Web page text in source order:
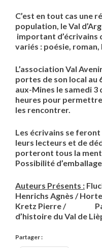
C’est en tout cas une
population, le Val
important d’écrivains
variés : poésie,
L’association Val
portes de son local au
aux-Mines le samedi 3
heures pour
les rencontrer.
Les écrivains se feront
leurs lecteurs et de
porteront tous la
Possibilité
Auteurs Présents :
Henrichs Agnès /
Kretz Pierre /
d’histoire du Val de
Partager :